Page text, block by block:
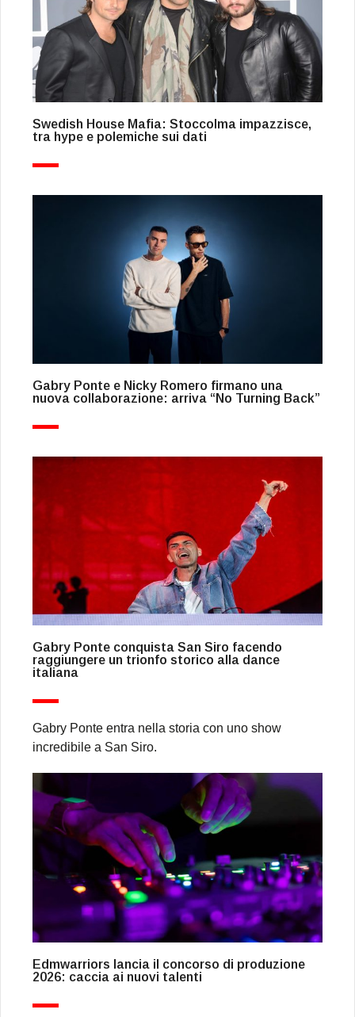
Swedish House Mafia: Stoccolma impazzisce,
tra hype e polemiche sui dati
Gabry Ponte e Nicky Romero firmano una
nuova collaborazione: arriva “No Turning Back”
Gabry Ponte conquista San Siro facendo
raggiungere un trionfo storico alla dance
italiana
Gabry Ponte entra nella storia con uno show
incredibile a San Siro.
Edmwarriors lancia il concorso di produzione
2026: caccia ai nuovi talenti